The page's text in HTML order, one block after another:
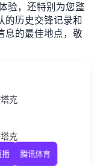
验，还特别为您整
的历史交锋记录和
息的最佳地点，敬
克
克
播 腾讯体育